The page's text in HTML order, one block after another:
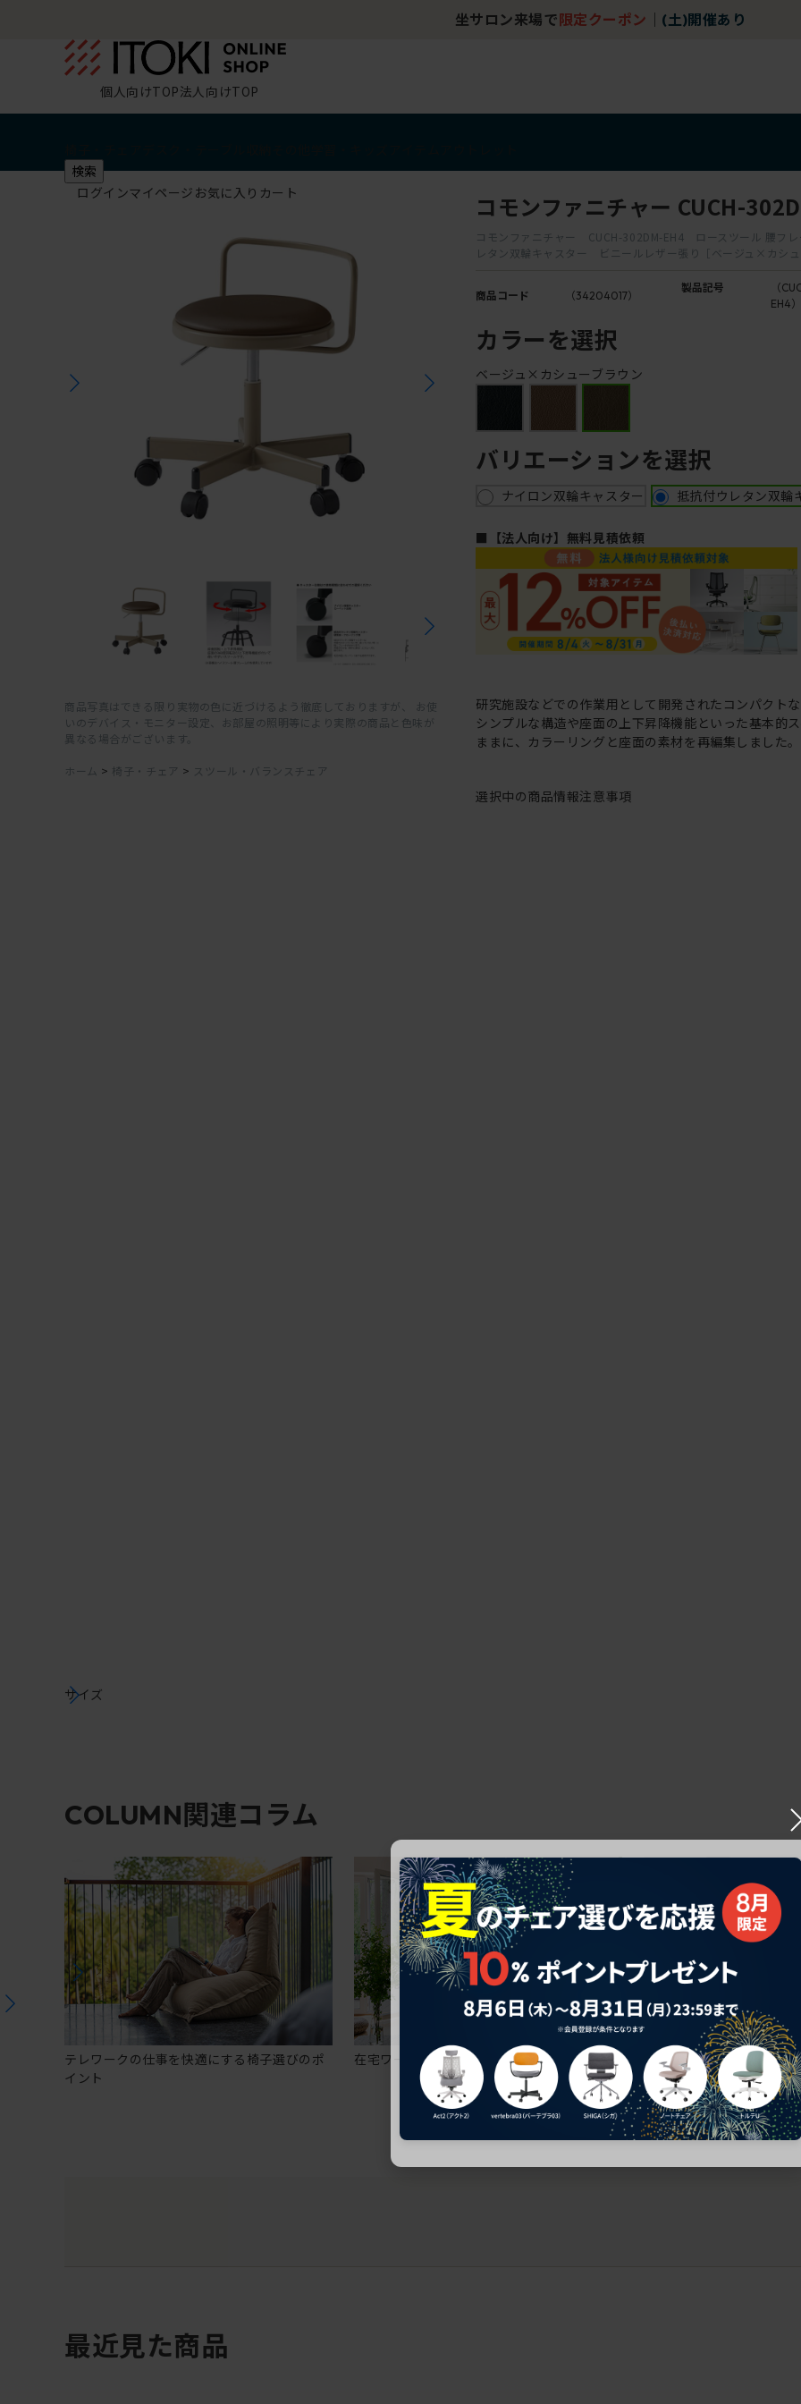
坐サロン来場で 限定クーポン (土)開催あり
個人向けTOP法人向けTOP
検索
ログインマイページ お気に入り カート
商品写真はできる限り実物の色に近づけるよう徹底しておりますが、 お使
いのデバイス・モニター設定、お部屋の照明等により実際の商品と色味が
異なる場合がございます。
ホーム > 椅子・チェア > スツール・バランスチェア
コモンファニチャー CUCH-
コモンファニチャー CUCH-302DM-EH4 ロースツール 腰フレ
レタン双輪キャスター ビニールレザー張り［ベージュ×カシ
商品コード （34204017）
製品記号
（
EH4）
カラーを選択
ベージュ×カシューブラウン
バリエーションを選択
ナイロン双輪キャスター 抵抗付ウレタン双輪
■【法人向け】無料見積依頼
研究施設などでの作業用として開発されたコンパクト
シンプルな構造や座面の上下昇降機能といった基本的
ままに、カラーリングと座面の素材を再編集しました。
選択中の商品情報注意事項
サイズ
COLUMN関連コラム
テレワークの仕事を快適にする椅子選びのポ
イント
在宅ワークにおすすめのオフィスチェア5選
椅子に座っているのに疲
疲れにくいチェアの選び方
最近見た商品